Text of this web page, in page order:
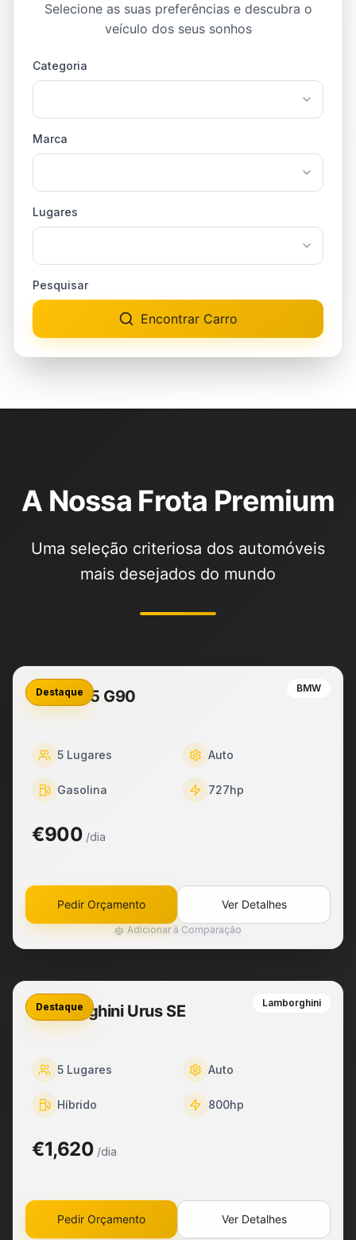
Selecione as suas preferências e descubra o
veículo dos seus sonhos
Categoria
Marca
Lugares
Pesquisar
Encontrar Carro
A Nossa Frota Premium
Uma seleção criteriosa dos automóveis
mais desejados do mundo
Destaque BMW
BMW M5 G90
5 Lugares Auto
Gasolina 727hp
€900 /dia
Pedir Orçamento Ver Detalhes
Adicionar à Comparação
Destaque Lamborghini
Lamborghini Urus SE
5 Lugares Auto
Híbrido 800hp
€1,620 /dia
Pedir Orçamento Ver Detalhes